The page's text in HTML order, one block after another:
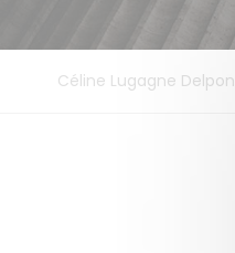
Céline Lugagne Delpon